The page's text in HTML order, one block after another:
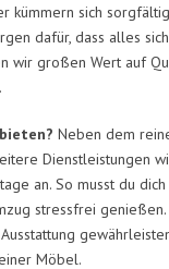
kümmern sich
dafür, dass alles
wir großen Wert auf
Neben dem
Dienstleistungen
an. So musst du
stressfrei
Möbel.